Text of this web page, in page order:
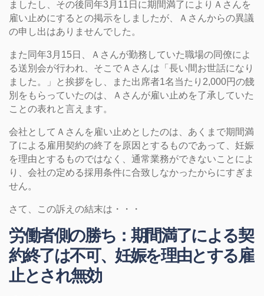
ましたし、その後同年3月11日に期間満了によりＡさんを
雇い止めにするとの掲示をしましたが、Ａさんからの異議
の申し出はありませんでした。
また同年3月15日、Ａさんが勤務していた職場の同僚によ
る送別会が行われ、そこでＡさんは「長い間お世話になり
ました。」と挨拶をし、また出席者1名当たり2,000円の餞
別をもらっていたのは、Ａさんが雇い止めを了承していた
ことの表れと言えます。
会社としてＡさんを雇い止めとしたのは、あくまで期間満
了による雇用契約の終了を原因とするものであって、妊娠
を理由とするものではなく、通常業務ができないことによ
り、会社の定める採用条件に合致しなかったからにすぎま
せん。
さて、この訴えの結末は・・・
労働者側の勝ち：期間満了による契
約終了は不可、妊娠を理由とする雇
止とされ無効